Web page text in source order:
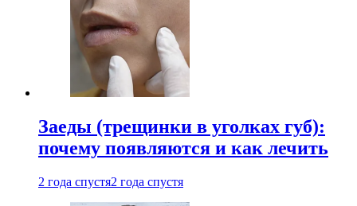
Заеды (трещинки в уголках губ):
почему появляются и как лечить
2 года спустя2 года спустя